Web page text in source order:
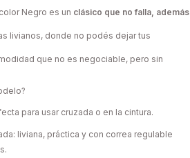
Negro es un clásico que no falla, además
livianos, donde no podés dejar tus
que no es negociable, pero sin
para usar cruzada o en la cintura.
liviana, práctica y con correa regulable